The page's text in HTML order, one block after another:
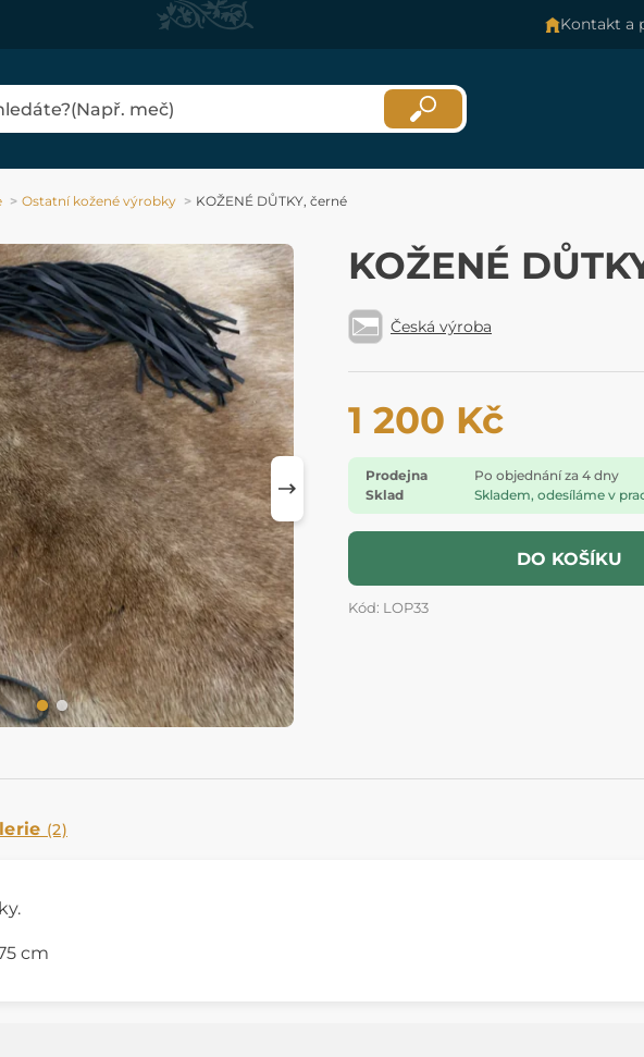
Kontakt a
Ostatní kožené výrobky KOŽENÉ DŮTKY, černé
KOŽENÉ
Česká výroba
1 200 Kč
Prodejna
Po objednání za 4 dny
Sklad
Skladem, odesíláme v
DO KOŠÍKU
Kód: LOP33
(2)
cm